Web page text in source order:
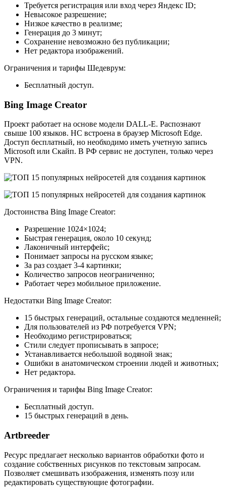
Требуется регистрация или вход через Яндекс ID;
Невысокое разрешение;
Низкое качество в реализме;
Генерация до 3 минут;
Сохранение невозможно без публикации;
Нет редактора изображений.
Ограничения и тарифы Шедеврум:
Бесплатный доступ.
Bing Image Creator
Проект работает на основе модели DALL-E. Распознают
свыше 100 языков. НС встроена в браузер Microsoft Edge.
Доступ бесплатный, но необходимо иметь учетную запись
Microsoft или Скайп. В РФ сервис не доступен, только через
VPN.
Достоинства Bing Image Creator:
Разрешение 1024×1024;
Быстрая генерация, около 10 секунд;
Лаконичный интерфейс;
Понимает запросы на русском языке;
За раз создает 3-4 картинки;
Количество запросов неограниченно;
Работает через мобильное приложение.
Недостатки Bing Image Creator:
15 быстрых генераций, остальные создаются медленней;
Для пользователей из РФ потребуется VPN;
Необходимо регистрироваться;
Стили следует прописывать в запросе;
Устанавливается небольшой водяной знак;
Ошибки в анатомическом строении людей и животных;
Нет редактора.
Ограничения и тарифы Bing Image Creator:
Бесплатный доступ.
15 быстрых генераций в день.
Artbreeder
Ресурс предлагает несколько вариантов обработки фото и
создание собственных рисунков по текстовым запросам.
Позволяет смешивать изображения, изменять позу или
редактировать существующие фотографии.